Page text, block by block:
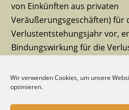
Wir verwenden Cookies, um unsere
optimieren.
von Einkünften aus privaten
Veräußerungsgeschäften) für
Verlustentstehungsjahr vor,
Bindungswirkung für die
dass der korrespondierende
Bescheid verfahrensrechtlich